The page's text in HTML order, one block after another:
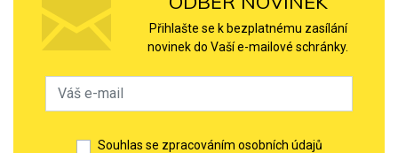
Přihlašte se k bezplatnému zasílání
novinek do Vaší e-mailové schránky.
Souhlas se zpracováním osobních údajů